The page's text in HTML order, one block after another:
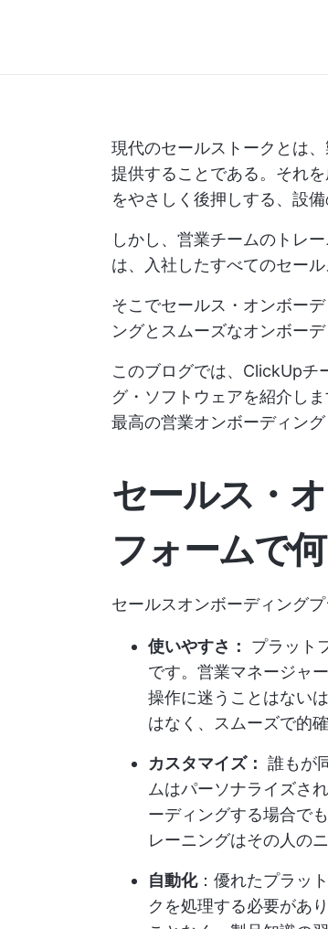
現代のセールストークとは
提供することである。それ
をやさしく後押しする、設
しかし、営業チームのトレ
は、入社したすべてのセー
そこでセールス・オンボー
ングとスムーズなオンボー
このブログでは、ClickUpチ
グ・ソフトウェアを紹介し
最高の営業オンボーディン
セールス・
フォームで
セールスオンボーディング
使いやすさ：
プラット
です。営業マネージャ
操作に迷うことはない
はなく、スムーズで的
カスタマイズ： 誰もが
ムはパーソナライズさ
ーディングする場合で
レーニングはその人の
自動化：優れたプラッ
クを処理する必要があ